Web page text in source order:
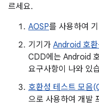
르세요.
AOSP를 사용하여
기기가 Android 호환
CDD에는 Android
요구사항이 나와 있
호환성 테스트 모음
으로 사용하여 개발